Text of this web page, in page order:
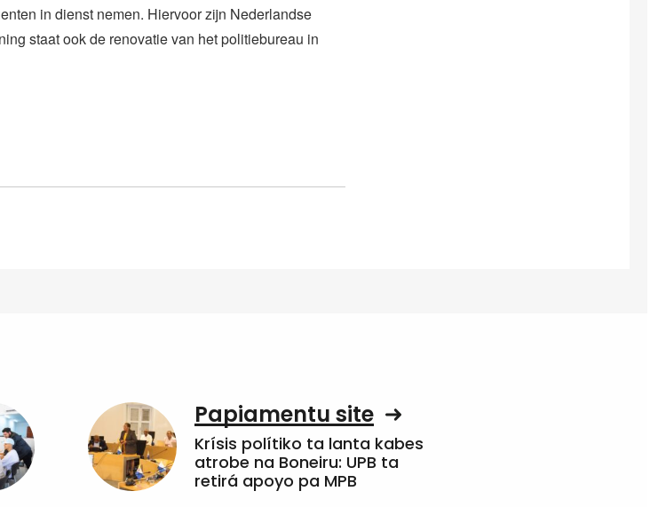
in dienst nemen. Hiervoor zijn Nederlandse
staat ook de renovatie van het politiebureau in
Papiamentu site
Krísis polítiko ta lanta kabes
atrobe na Boneiru: UPB ta
retirá apoyo pa MPB